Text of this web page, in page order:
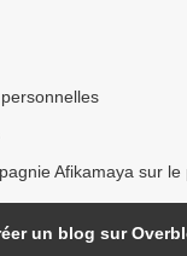
Afikamaya sur le
un blog sur